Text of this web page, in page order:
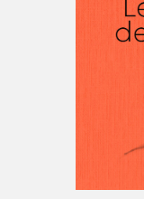
Espace médias